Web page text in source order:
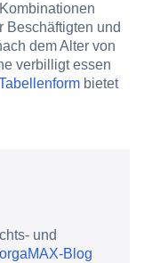
Beschäftigten und
dem Alter von
verbilligt essen
bietet
und
orgaMAX-Blog